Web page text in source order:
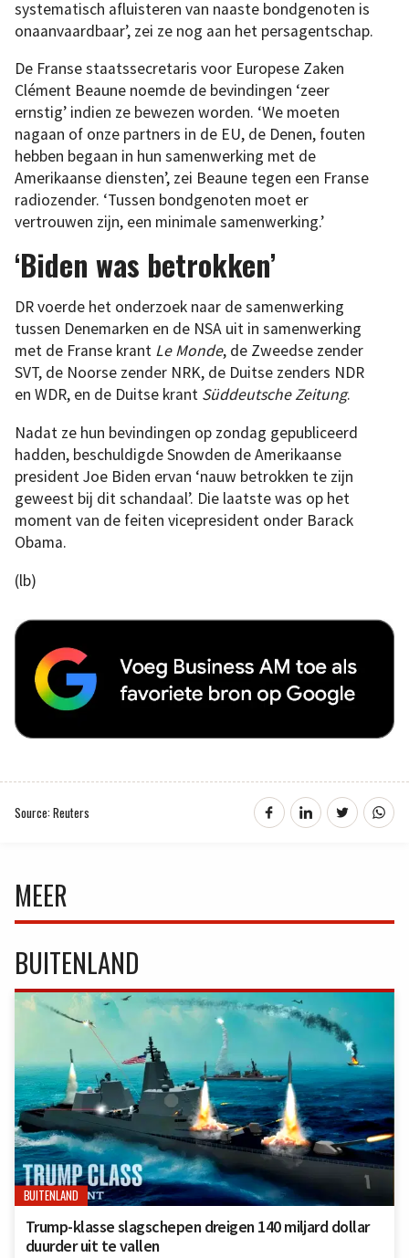
systematisch afluisteren van naaste bondgenoten is
onaanvaardbaar’, zei ze nog aan het persagentschap.
De Franse staatssecretaris voor Europese Zaken
Clément Beaune noemde de bevindingen ‘zeer
ernstig’ indien ze bewezen worden. ‘We moeten
nagaan of onze partners in de EU, de Denen, fouten
hebben begaan in hun samenwerking met de
Amerikaanse diensten’, zei Beaune tegen een Franse
radiozender. ‘Tussen bondgenoten moet er
vertrouwen zijn, een minimale samenwerking.’
‘Biden was betrokken’
DR voerde het onderzoek naar de samenwerking
tussen Denemarken en de NSA uit in samenwerking
met de Franse krant Le Monde, de Zweedse zender
SVT, de Noorse zender NRK, de Duitse zenders NDR
en WDR, en de Duitse krant Süddeutsche Zeitung.
Nadat ze hun bevindingen op zondag gepubliceerd
hadden, beschuldigde Snowden de Amerikaanse
president Joe Biden ervan ‘nauw betrokken te zijn
geweest bij dit schandaal’. Die laatste was op het
moment van de feiten vicepresident onder Barack
Obama.
(lb)
Source: Reuters
MEER
BUITENLAND
BUITENLAND
Trump-klasse slagschepen dreigen 140 miljard dollar
duurder uit te vallen